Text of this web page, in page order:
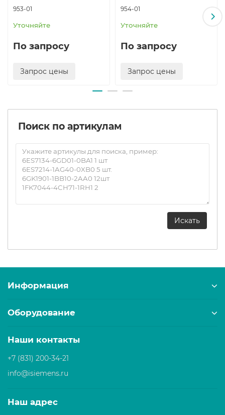
953-01
Уточняйте
По запросу
Запрос цены
954-01
Уточняйте
По запросу
Запрос цены
Поиск по артикулам
Информация
Оборудование
Наши контакты
+7 (831) 200-34-21
info@isiemens.ru
Наш адрес